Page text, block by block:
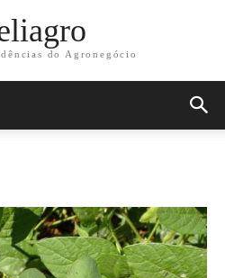
do Agronegócio